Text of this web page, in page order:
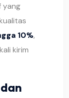
yang
10%,
kirim